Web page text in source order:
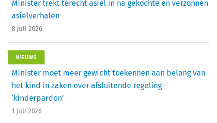
Minister trekt terecht asiel in na gekochte en verzonnen
asielverhalen
8 juli 2026
NIEUWS
Minister moet meer gewicht toekennen aan belang van
het kind in zaken over afsluitende regeling
‘kinderpardon’
1 juli 2026